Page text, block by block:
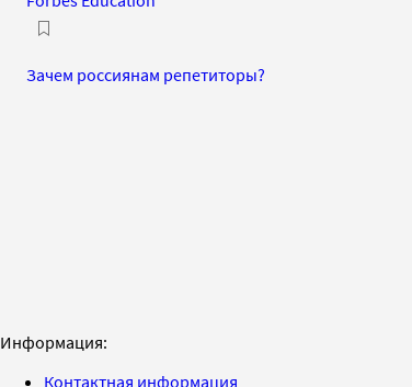
Зачем россиянам репетиторы?
Информация:
Контактная информация